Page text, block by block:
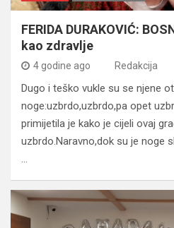
FERIDA DURAKOVIĆ:
kao zdravlje
4 godine ago Redakcija
Dugo i teško vukle su se njene
noge:uzbrdo,uzbrdo,pa opet
primijetila je kako je cijeli ovaj
uzbrdo.Naravno,dok su je noge
…